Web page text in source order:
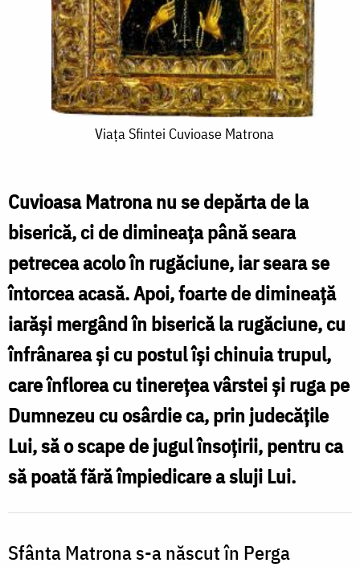
Cuvioase
Matrona
Viața Sfintei Cuvioase Matrona
Cuvioasa Matrona nu se depărta de la
biserică, ci de dimineața până seara
petrecea acolo în rugăciune, iar seara se
întorcea acasă. Apoi, foarte de dimineață
iarăși mergând în biserică la rugăciune, cu
înfrânarea și cu postul își chinuia trupul,
care înflorea cu tinerețea vârstei și ruga pe
Dumnezeu cu osârdie ca, prin judecățile
Lui, să o scape de jugul însoțirii, pentru ca
să poată fără împiedicare a sluji Lui.
Sfânta Matrona s-a născut în Perga